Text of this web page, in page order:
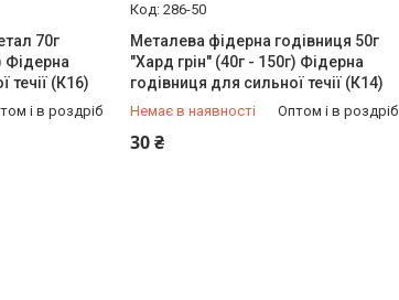
70г
Фідерна
течії (К16)
і в роздріб
286-50
Металева фідерна годівниця 50г
"Хард грін" (40г - 150г) Фідерна
годівниця для сильної течії (К14)
Немає в наявності Оптом і в роздріб
30 ₴
+380 (97) 949-97-05